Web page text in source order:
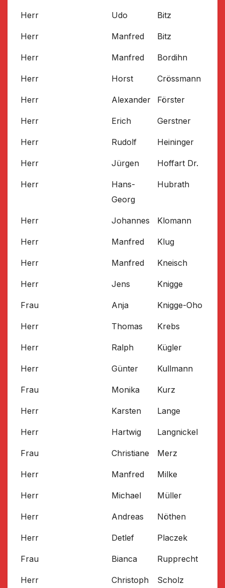
Herr Udo Bitz
Herr Manfred Bitz
Herr Manfred Bordihn
Herr Horst Crössmann
Herr Alexander Förster
Herr Erich Gerstner
Herr Rudolf Heininger
Herr Jürgen Hoffart Dr.
Herr
Hans-
Georg
Hubrath
Herr Johannes Klomann
Herr Manfred Klug
Herr Manfred Kneisch
Herr Jens Knigge
Frau Anja Knigge-Oho
Herr Thomas Krebs
Herr Ralph Kügler
Herr Günter Kullmann
Frau Monika Kurz
Herr Karsten Lange
Herr Hartwig Langnickel
Frau Christiane Merz
Herr Manfred Milke
Herr Michael Müller
Herr Andreas Nöthen
Herr Detlef Placzek
Frau Bianca Rupprecht
Herr Christoph Scholz